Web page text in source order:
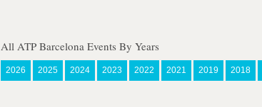
All ATP Barcelona Events By Years
2026 2025 2024 2023 2022 2021 2019 2018